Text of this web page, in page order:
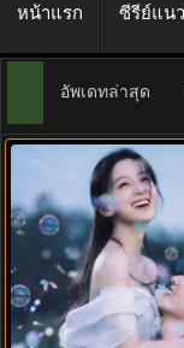
หน้าแรก ซีรีย์แน
อัพเดทล่าสุด